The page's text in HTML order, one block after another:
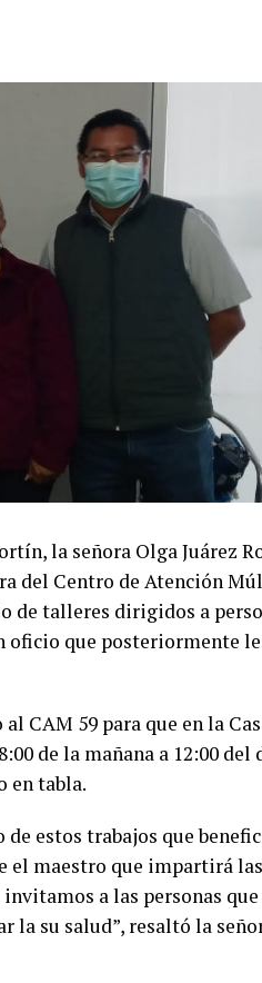
la señora Olga Juárez
del Centro de Atención
de talleres dirigidos a
oficio que posteriormente
CAM 59 para que en la
de la mañana a 12:00 del
en tabla.
estos trabajos que
el maestro que impartirá
a las personas que
su salud”, resaltó la